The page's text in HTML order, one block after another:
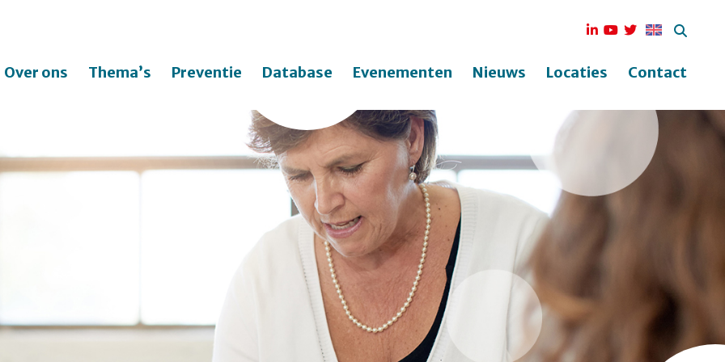
Over ons Thema’s Preventie Database Evenementen Nieuws Locaties Contact